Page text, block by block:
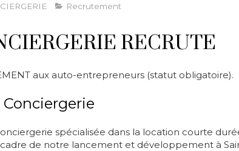
Recrutement
RECRUTE
aux auto-entrepreneurs (statut obligatoire).
Conciergerie
spécialisée dans la location courte
de notre lancement et développement à